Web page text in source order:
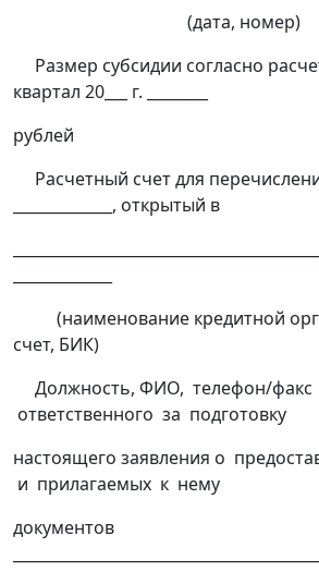
(дата, номер)
Размер субсидии согласно
квартал 20___ г. ________
рублей
Расчетный счет для
_____________, открытый в
(наименование кредитной
счет, БИК)
Должность, ФИО, телефон/факс
ответственного за подготовку
настоящего заявления о
и прилагаемых к нему
документов